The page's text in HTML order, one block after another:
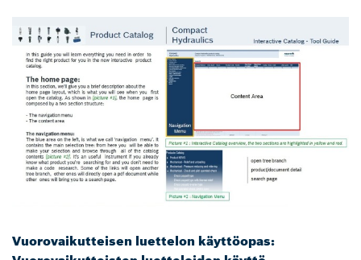
Vuorovaikutteisen luettelon käyttöopas: